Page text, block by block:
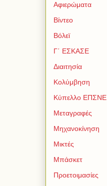
Αφιερώματα
Βίντεο
Βόλεϊ
Γ΄ ΕΣΚΑΣΕ
Διαιτησία
Κολύμβηση
Κύπελλο ΕΠΣΝΕ
Μεταγραφές
Μηχανοκίνηση
Μικτές
Μπάσκετ
Προετοιμασίες